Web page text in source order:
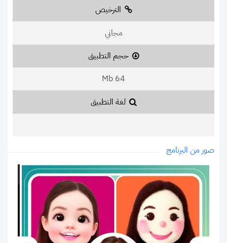
الترخيص
مجاني
حجم التطبيق
64 Mb
لغة التطبيق
صور من البرنامج